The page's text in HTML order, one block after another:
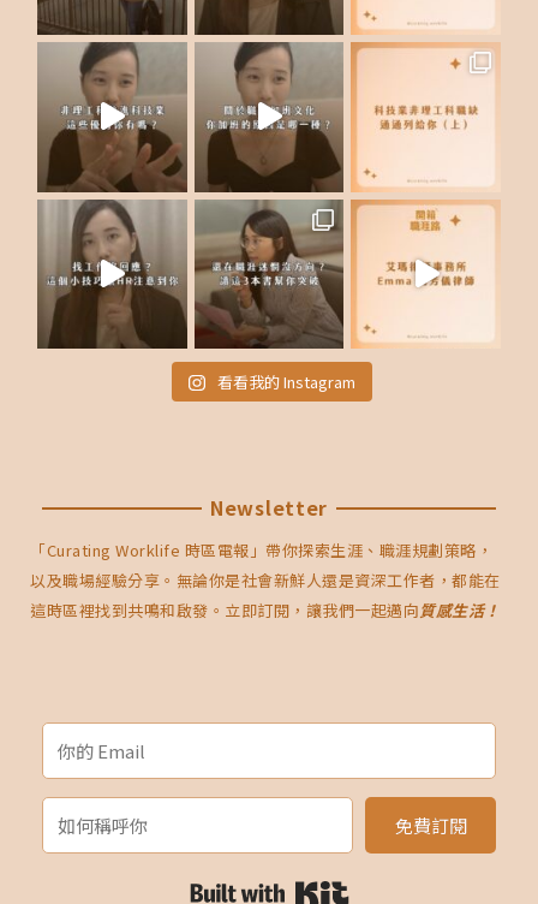
看看我的 Instagram
Newsletter
「Curating Worklife 時區電報」帶你探索生涯、職涯規劃策略，
以及職場經驗分享。無論你是社會新鮮人還是資深工作者，都能在
這時區裡找到共鳴和啟發。立即訂閱，讓我們一起邁向質感生活！
免費訂閱